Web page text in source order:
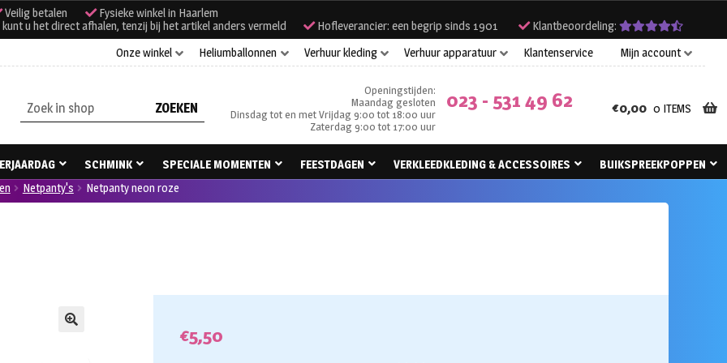
Veilig betalen
Fysieke winkel in Haarlem
u het direct afhalen, tenzij bij het artikel anders vermeld
Hofleverancier: een begrip sinds 1901
Klantbeoordeling:
Onze winkel
Heliumballonnen Verhuur kleding Verhuur apparatuur Klantenservice Mijn account
Zoeken
naar:
Openingstijden:
Maandag gesloten
Dinsdag tot en met Vrijdag 9:00 tot 18:00 uur
Zaterdag 9:00 tot 17:00 uur
023 - 531 49 62 €0,00 0 ITEMS
SCHMINK SPECIALE MOMENTEN FEESTDAGEN VERKLEEDKLEDING & ACCESSOIRES
BUIKSPREEKPOPPEN
Netpanty's Netpanty neon roze
€5,50